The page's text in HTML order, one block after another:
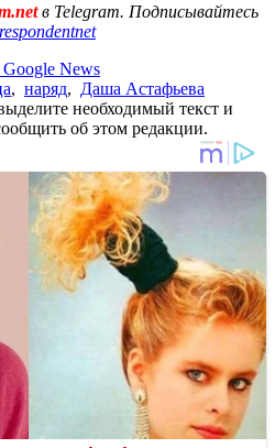
в Telegram. Подписывайтесь
News
, наряд, Даша Астафьева
необходимый текст и
об этом редакции.